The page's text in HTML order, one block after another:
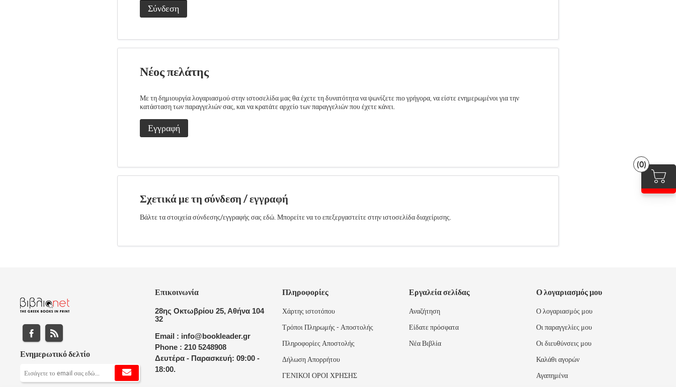
(0)
Σύνδεση
Νέος πελάτης
Με τη δημιουργία λογαριασμού στην ιστοσελίδα μας θα έχετε τη δυνατότητα να ψωνίζετε πιο γρήγορα, να είστε ενημερωμένοι για την
κατάσταση των παραγγελιών σας, και να κρατάτε αρχείο των παραγγελιών που έχετε κάνει.
Εγγραφή
Σχετικά με τη σύνδεση / εγγραφή
Βάλτε τα στοιχεία σύνδεσης/εγγραφής σας εδώ. Μπορείτε να το επεξεργαστείτε στην ιστοσελίδα διαχείρισης.
Ενημερωτικό δελτίο
Επικοινωνία
28ης Οκτωβρίου 25, Αθήνα 104
32
Email : info@bookleader.gr
Phone : 210 5248908
Δευτέρα - Παρασκευή: 09:00 -
18:00.
Πληροφορίες
Χάρτης ιστοτόπου
Τρόποι Πληρωμής - Αποστολής
Πληροφορίες Αποστολής
Δήλωση Απορρήτου
ΓΕΝΙΚΟΙ ΟΡΟΙ ΧΡΗΣΗΣ
Εργαλεία σελίδας
Αναζήτηση
Είδατε πρόσφατα
Νέα Βιβλία
Ο λογαριασμός μου
Ο λογαριασμός μου
Οι παραγγελίες μου
Οι διευθύνσεις μου
Καλάθι αγορών
Αγαπημένα